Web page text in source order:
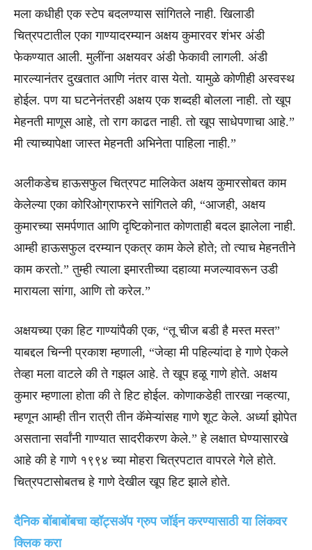
मला कधीही एक स्टेप बदलण्यास सांगितले नाही. खिलाडी
चित्रपटातील एका गाण्यादरम्यान अक्षय कुमारवर शंभर अंडी
फेकण्यात आली. मुलींना अक्षयवर अंडी फेकावी लागली. अंडी
मारल्यानंतर दुखतात आणि नंतर वास येतो. यामुळे कोणीही अस्वस्थ
होईल. पण या घटनेनंतरही अक्षय एक शब्दही बोलला नाही. तो खूप
मेहनती माणूस आहे, तो राग काढत नाही. तो खूप साधेपणाचा आहे.”
मी त्याच्यापेक्षा जास्त मेहनती अभिनेता पाहिला नाही.”
अलीकडेच हाऊसफुल चित्रपट मालिकेत अक्षय कुमारसोबत काम
केलेल्या एका कोरिओग्राफरने सांगितले की, “आजही, अक्षय
कुमारच्या समर्पणात आणि दृष्टिकोनात कोणताही बदल झालेला नाही.
आम्ही हाऊसफुल दरम्यान एकत्र काम केले होते; तो त्याच मेहनतीने
काम करतो.” तुम्ही त्याला इमारतीच्या दहाव्या मजल्यावरून उडी
मारायला सांगा, आणि तो करेल.”
अक्षयच्या एका हिट गाण्यांपैकी एक, “तू चीज बडी है मस्त मस्त”
याबद्दल चिन्नी प्रकाश म्हणाली, “जेव्हा मी पहिल्यांदा हे गाणे ऐकले
तेव्हा मला वाटले की ते गझल आहे. ते खूप हळू गाणे होते. अक्षय
कुमार म्हणाला होता की ते हिट होईल. कोणाकडेही तारखा नव्हत्या,
म्हणून आम्ही तीन रात्री तीन कॅमेऱ्यांसह गाणे शूट केले. अर्ध्या झोपेत
असताना सर्वांनी गाण्यात सादरीकरण केले.” हे लक्षात घेण्यासारखे
आहे की हे गाणे १९९४ च्या मोहरा चित्रपटात वापरले गेले होते.
चित्रपटासोबतच हे गाणे देखील खूप हिट झाले होते.
दैनिक बोंबाबोंबचा व्हॉट्सॲप ग्रुप जॉईन करण्यासाठी या लिंकवर
क्लिक करा